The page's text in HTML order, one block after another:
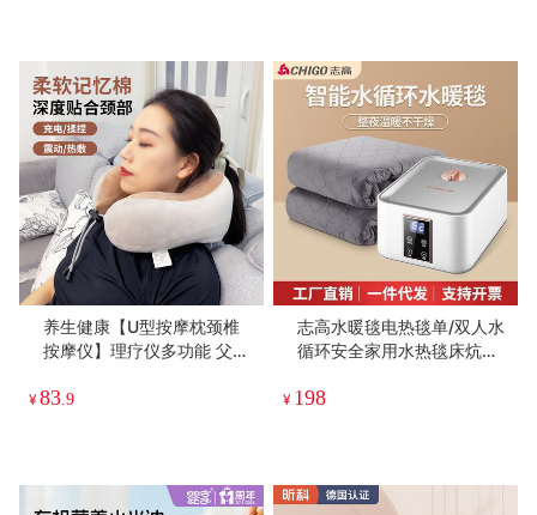
养生健康【U型按摩枕颈椎
按摩仪】理疗仪多功能 父亲
¥83 .9
志高水暖毯电热毯单/双人水
循环安全家用水热毯床炕恒
¥ 198